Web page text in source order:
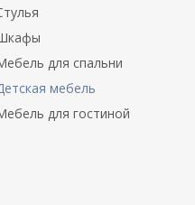
для спальни
мебель
для гостиной